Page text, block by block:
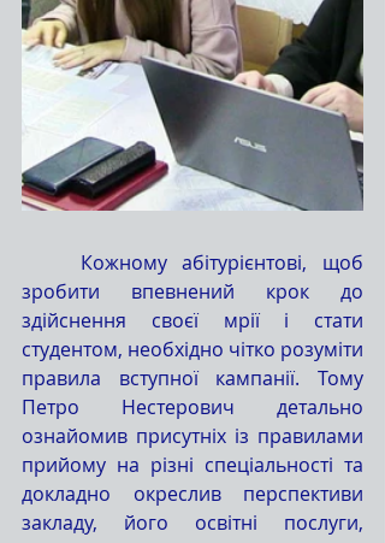
зробити впевнений крок до
здійснення своєї мрії і стати
студентом, необхідно чітко розуміти
правила вступної кампанії. Тому
Петро Нестерович детально
ознайомив присутніх із правилами
прийому на різні спеціальності та
докладно окреслив перспективи
закладу, його освітні послуги,